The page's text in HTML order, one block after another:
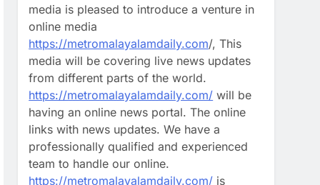
media is pleased to introduce a venture in
online media
https://metromalayalamdaily.com/, This
media will be covering live news updates
from different parts of the world.
https://metromalayalamdaily.com/ will be
having an online news portal. The online
links with news updates. We have a
professionally qualified and experienced
team to handle our online.
https://metromalayalamdaily.com/ is